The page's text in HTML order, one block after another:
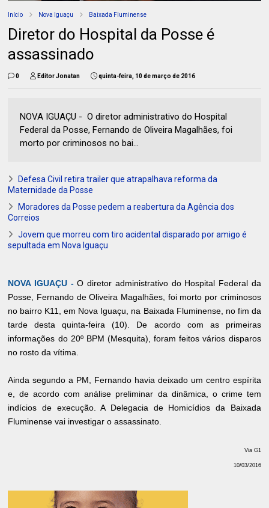
Início Nova Iguaçu Baixada Fluminense
Diretor do Hospital da Posse é
assassinado
0 Editor Jonatan quinta-feira, 10 de março de 2016
NOVA IGUAÇU - O diretor administrativo do Hospital
Federal da Posse, Fernando de Oliveira Magalhães, foi
morto por criminosos no bai...
Defesa Civil retira trailer que atrapalhava reforma da
Maternidade da Posse
Moradores da Posse pedem a reabertura da Agência dos
Correios
Jovem que morreu com tiro acidental disparado por amigo é
sepultada em Nova Iguaçu
NOVA IGUAÇU -O diretor administrativo do Hospital Federal da
Posse, Fernando de Oliveira Magalhães, foi morto por criminosos
no bairro K11, em Nova Iguaçu, na Baixada Fluminense, no fim da
tarde desta quinta-feira (10). De acordo com as primeiras
informações do 20º BPM (Mesquita), foram feitos vários disparos
no rosto da vítima.
Ainda segundo a PM, Fernando havia deixado um centro espírita
e, de acordo com análise preliminar da dinâmica, o crime tem
indícios de execução. A Delegacia de Homicídios da Baixada
Fluminense vai investigar o assassinato.
Via G1
10/03/2016